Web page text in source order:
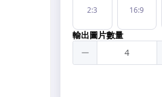
2:3 16:9
輸出圖片數量